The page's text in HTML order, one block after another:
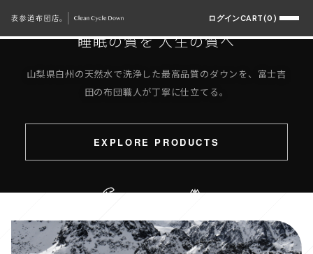
ログインCART(0)
睡眠の質を 人生の質へ
山梨県白州の天然水で洗浄した最高品質のダウンを、富士吉
田の布団職人が丁寧に仕立てる。
EXPLORE PRODUCTS
Quality Sleep